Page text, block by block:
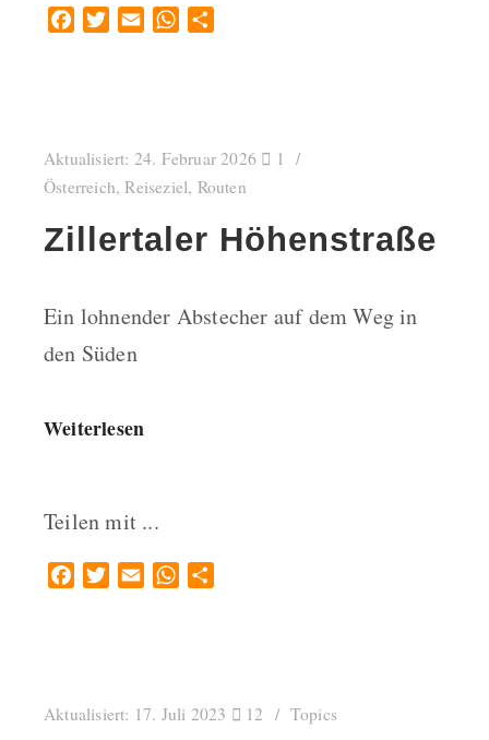
FacebookTwitterEmail WhatsApp
Aktualisiert: 24. Februar 2026
1
Österreich,Reiseziel, Routen
Zillertaler Höhenstraße
Ein lohnender Abstecher auf dem Weg in
den Süden
Weiterlesen
Teilen mit ...
FacebookTwitterEmail WhatsApp
Aktualisiert: 17. Juli 2023 12 Topics